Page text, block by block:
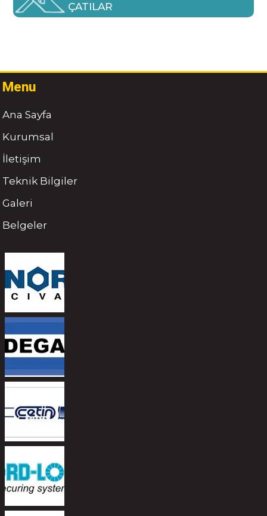
ÇATILAR
Menu
Ana Sayfa
Kurumsal
İletişim
Teknik Bilgiler
Galeri
Belgeler